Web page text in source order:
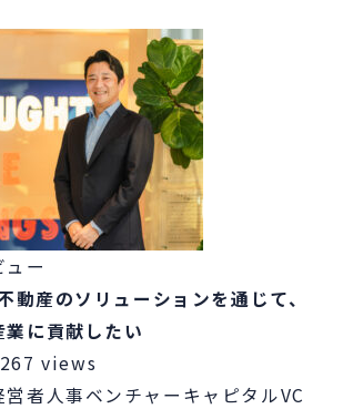
ー
動産のソリューションを通じて、
に貢献したい
views
営者人事ベンチャーキャピタルVC